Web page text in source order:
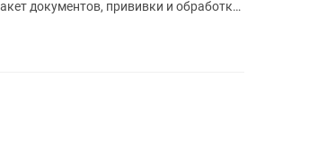
документов, прививки и обработки